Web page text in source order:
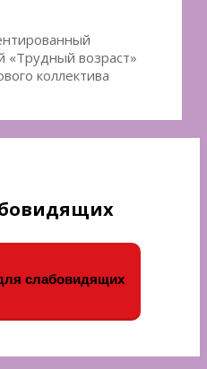
«Трудный возраст»
коллектива
слабовидящих